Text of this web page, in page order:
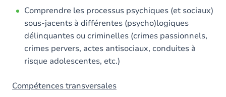
Comprendre les processus psychiques (et sociaux)
sous-jacents à différentes (psycho)logiques
délinquantes ou criminelles (crimes passionnels,
crimes pervers, actes antisociaux, conduites à
risque adolescentes, etc.)
Compétences transversales